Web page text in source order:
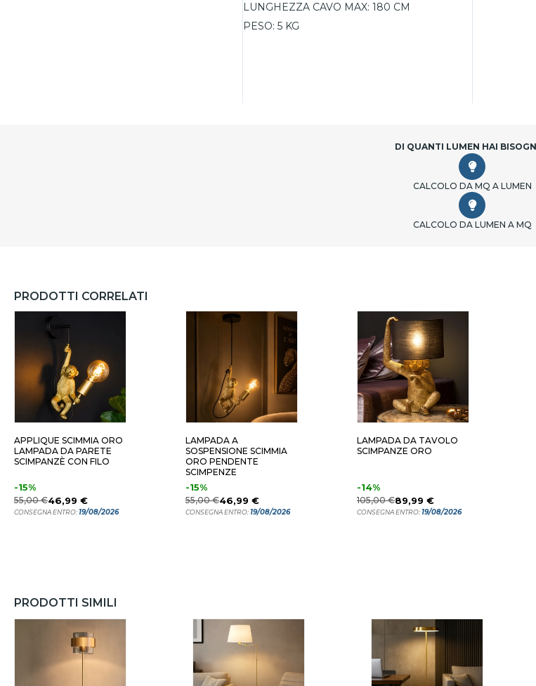
LUNGHEZZA CAVO MAX: 180 CM
PESO: 5 KG
DI QUANTI LUMEN HAI
CALCOLO DA MQ A LUMEN
CALCOLO DA LUMEN A MQ
PRODOTTI CORRELATI
APPLIQUE SCIMMIA ORO
LAMPADA DA PARETE
SCIMPANZÈ CON FILO
-15%
55,00 €46,99 €
CONSEGNA ENTRO:19/08/2026
LAMPADA A
SOSPENSIONE SCIMMIA
ORO PENDENTE
SCIMPENZE
-15%
55,00 €46,99 €
CONSEGNA ENTRO:19/08/2026
LAMPADA DA TAVOLO
SCIMPANZE ORO
-14%
105,00 €89,99 €
CONSEGNA ENTRO:19/08/2026
PRODOTTI SIMILI